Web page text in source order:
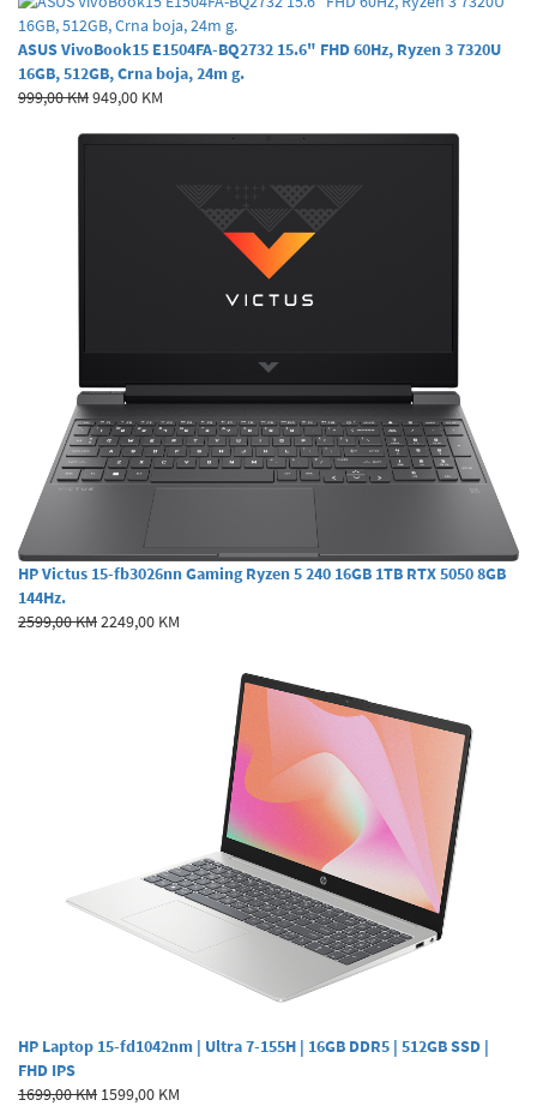
ASUS VivoBook15 E1504FA-BQ2732 15.6" FHD 60Hz, Ryzen 3 7320U
16GB, 512GB, Crna boja, 24m g.
999,00 KM949,00 KM
HP Victus 15-fb3026nn Gaming Ryzen 5 240 16GB 1TB RTX 5050 8GB
144Hz.
2599,00 KM2249,00 KM
HP Laptop 15-fd1042nm | Ultra 7-155H | 16GB DDR5 | 512GB SSD |
FHD IPS
1699,00 KM 1599,00 KM